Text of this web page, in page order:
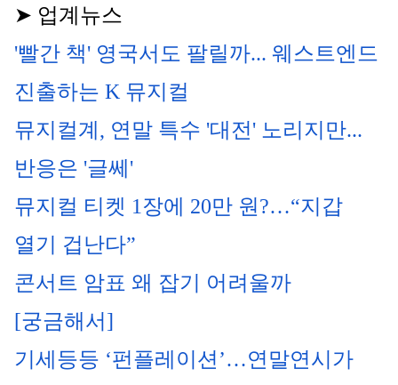
➤ 업계뉴스
'빨간 책' 영국서도 팔릴까... 웨스트엔드
진출하는 K 뮤지컬
뮤지컬계, 연말 특수 '대전' 노리지만...
반응은 '글쎄'
뮤지컬 티켓 1장에 20만 원?…“지갑
열기 겁난다”
콘서트 암표 왜 잡기 어려울까
[궁금해서]
기세등등 ‘펀플레이션’…연말연시가